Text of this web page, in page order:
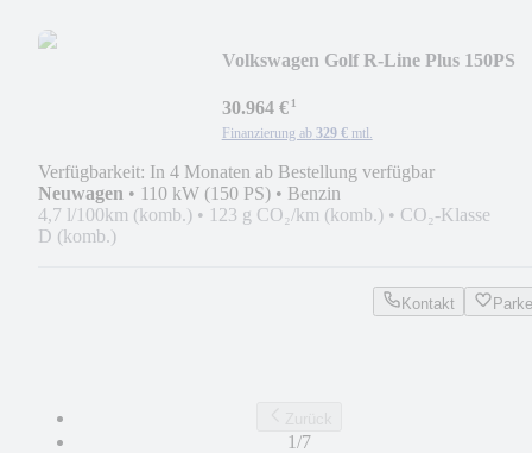
Volkswagen Golf R-Line Plus 150PS
30.964 €¹
Finanzierung ab 329 € mtl.
Verfügbarkeit: In 4 Monaten ab Bestellung verfügbar
Neuwagen • 110 kW (150 PS) • Benzin
4,7 l/100km (komb.) • 123 g CO₂/km (komb.) • CO₂-Klasse
D (komb.)
Kontakt
1/7